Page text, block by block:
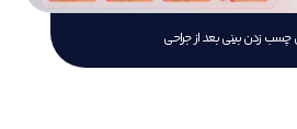
زدن بینی بعد از جراحی